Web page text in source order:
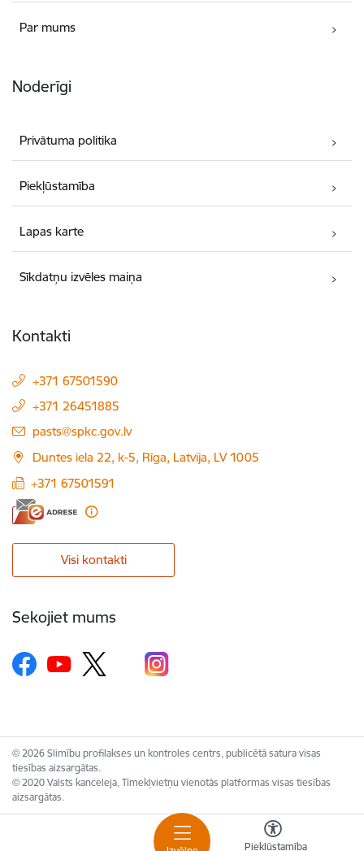
Piekļūstamība
Par mums
Noderīgi
Privātuma politika
Piekļūstamība
Lapas karte
Sīkdatņu izvēles maiņa
Kontakti
+371 67501590
+371 26451885
E-pasts:
pasts@spkc.gov.lv
Duntes iela 22, k-5, Rīga, Latvija, LV 1005
+371 67501591
Visi kontakti
Sekojiet mums
© 2026 Slimību profilakses un kontroles centrs, publicētā satura visas
tiesības aizsargātas.
© 2020 Valsts kanceleja, Tīmekļvietņu vienotās platformas visas tiesības
aizsargātas.